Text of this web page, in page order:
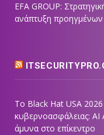
EFA GROUP:
ανάπτυξη
Το Black Hat USA 2026
κυβερνοασφάλειας:
άμυνα στο επίκεντρο